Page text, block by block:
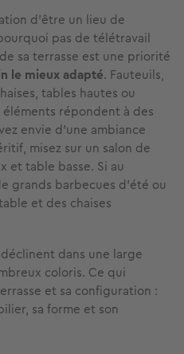
d’être un lieu de
pas de télétravail
sa terrasse est une priorité
le mieux adapté. Fauteuils,
tables hautes ou
éléments répondent à des
envie d'une ambiance
misez sur un salon de
et table basse. Si au
grands barbecues d'été ou
et des chaises
dans une large
coloris. Ce qui
et sa configuration :
sa forme et son